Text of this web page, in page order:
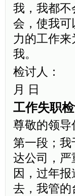
我，我都不
会，使我可
力的工作
我。
检讨人：
月 日
工作失职
尊敬的领导
第一段；
达公司，严
因，过年
去，我管的